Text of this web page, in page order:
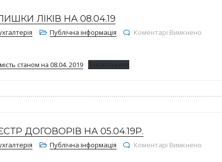
ЛІКІВ НА 08.04.19
Публічна інформація Коментарі Вимкнено
станом на 08.04. 2019 Завантажити
ДОГОВОРІВ НА 05.04.19Р.
Публічна інформація Коментарі Вимкнено